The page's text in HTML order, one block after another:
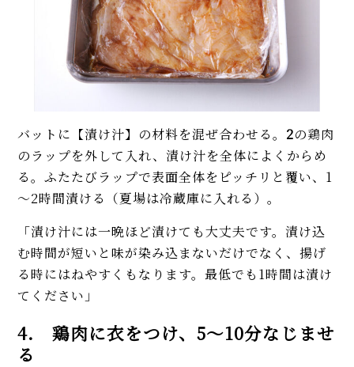
バットに【漬け汁】の材料を混ぜ合わせる。 2の鶏肉
のラップを外して入れ、漬け汁を全体によくからめ
る。ふたたびラップで表面全体をピッチリと覆い、1
～2時間漬ける（夏場は冷蔵庫に入れる）。
「漬け汁には一晩ほど漬けても大丈夫です。漬け込
む時間が短いと味が染み込まないだけでなく、揚げ
る時にはねやすくもなります。最低でも1時間は漬け
てください」
4. 鶏肉に衣をつけ、5～10分なじませ
る